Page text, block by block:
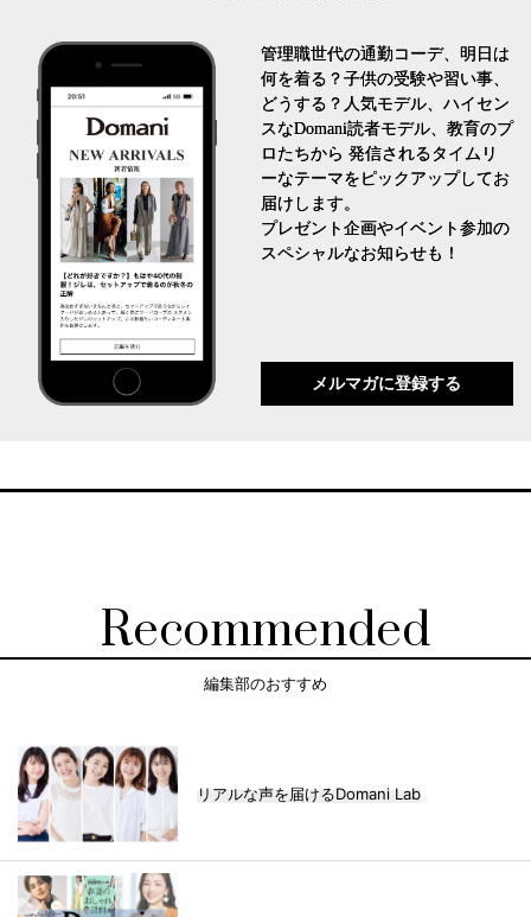
管理職世代の通勤コーデ、明日は
何を着る？子供の受験や習い事、
どうする？人気モデル、ハイセン
スなDomani読者モデル、教育のプ
ロたちから 発信されるタイムリ
ーなテーマをピックアップしてお
届けします。
プレゼント企画やイベント参加の
スペシャルなお知らせも！
メルマガに登録する
Recommended
編集部のおすすめ
リアルな声を届けるDomani Lab